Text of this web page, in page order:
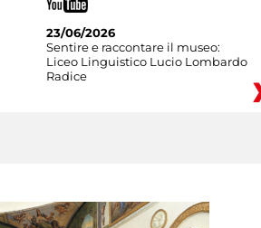
23/06/2026
Sentire e raccontare il museo:
Liceo Linguistico Lucio Lombardo
Radice